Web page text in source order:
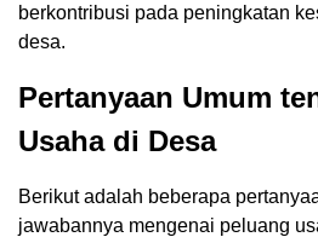
berkontribusi pada peningkatan
desa.
Pertanyaan Umum
Usaha di Desa
Berikut adalah beberapa
jawabannya mengenai peluang